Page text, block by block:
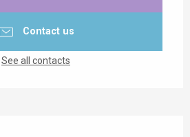
Contact us
See all contacts